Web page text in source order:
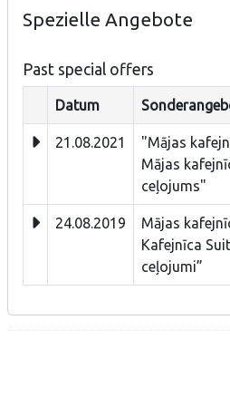
Spezielle Angebote
Past special offers
Datum
21.08.2021
"Mājas
Mājas
ceļojums"
24.08.2019
Mājas
Kafejnīca
ceļojumi”